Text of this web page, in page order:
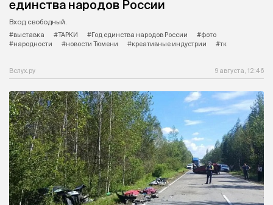
единства народов России
Вход свободный.
#выставка
#ТАРКИ #Год единства народов России
#фото
#народности
#новости Тюмени #креативные индустрии #тк
Вслух.ру 9 августа, 12:46